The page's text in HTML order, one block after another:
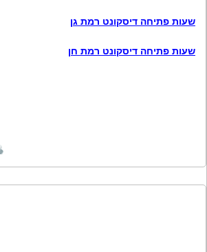
שעות פתיחה דיסקונט רמת גן
שעות פתיחה דיסקונט רמת חן